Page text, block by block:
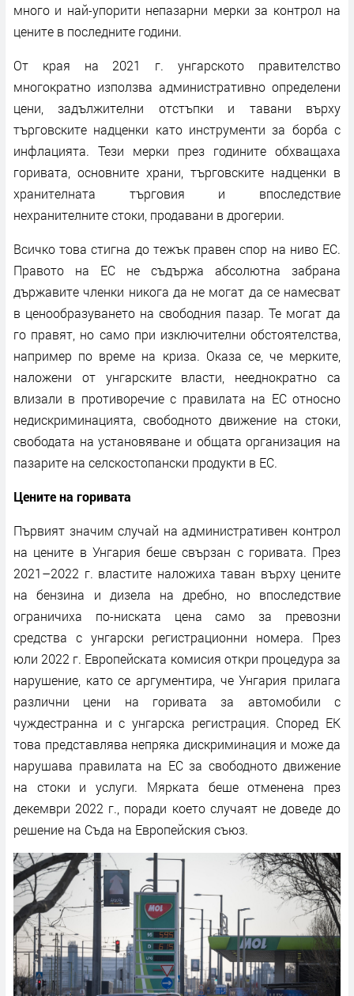
много и най-упорити непазарни мерки за контрол на
цените в последните години.
От края на 2021 г. унгарското правителство
многократно използва административно определени
цени, задължителни отстъпки и тавани върху
търговските надценки като инструменти за борба с
инфлацията. Тези мерки през годините обхващаха
горивата, основните храни, търговските надценки в
хранителната търговия и впоследствие
нехранителните стоки, продавани в дрогерии.
Всичко това стигна до тежък правен спор на ниво ЕС.
Правото на ЕС не съдържа абсолютна забрана
държавите членки никога да не могат да се намесват
в ценообразуването на свободния пазар. Те могат да
го правят, но само при изключителни обстоятелства,
например по време на криза. Оказа се, че мерките,
наложени от унгарските власти, нееднократно са
влизали в противоречие с правилата на ЕС относно
недискриминацията, свободното движение на стоки,
свободата на установяване и общата организация на
пазарите на селскостопански продукти в ЕС.
Цените на горивата
Първият значим случай на административен контрол
на цените в Унгария беше свързан с горивата. През
2021–2022 г. властите наложиха таван върху цените
на бензина и дизела на дребно, но впоследствие
ограничиха по-ниската цена само за превозни
средства с унгарски регистрационни номера. През
юли 2022 г. Европейската комисия откри процедура за
нарушение, като се аргументира, че Унгария прилага
различни цени на горивата за автомобили с
чуждестранна и с унгарска регистрация. Според ЕК
това представлява непряка дискриминация и може да
нарушава правилата на ЕС за свободното движение
на стоки и услуги. Мярката беше отменена през
декември 2022 г., поради което случаят не доведе до
решение на Съда на Европейския съюз.